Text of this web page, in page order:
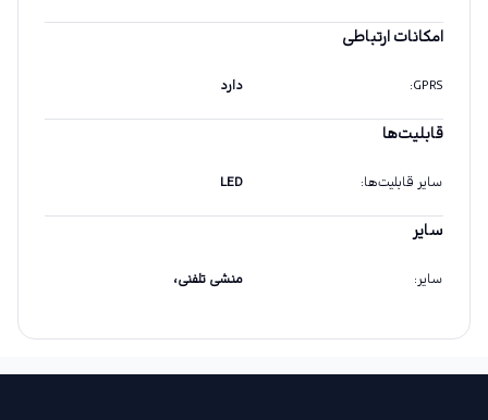
امکانات ارتباطی
GPRS
: دارد
قابلیت‌ها
سایر قابلیت‌ها:
LED
سایر
سایر: منشی تلفنی،